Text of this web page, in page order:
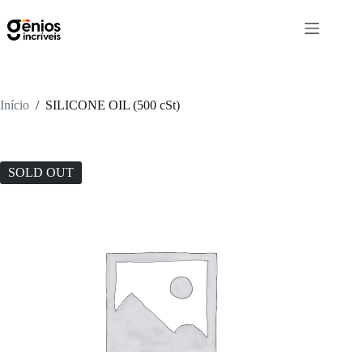
Início / SILICONE OIL (500 cSt)
SOLD OUT